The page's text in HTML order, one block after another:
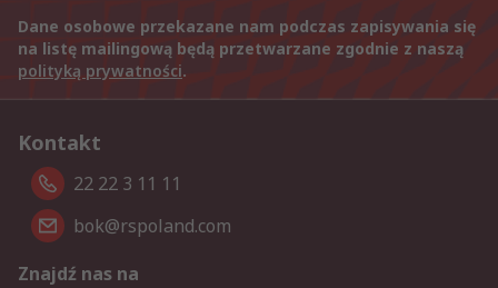
Dane osobowe przekazane nam podczas zapisywania się
na listę mailingową będą przetwarzane zgodnie z naszą
polityką prywatności.
Kontakt
22 22 3 11 11
bok@rspoland.com
Znajdź nas na